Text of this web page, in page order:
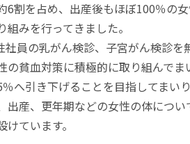
6割を占め、出産後もほぼ100％の
みを行ってきました。
社員の乳がん検診、子宮がん検診
の貧血対策に積極的に取り組んで
％へ引き下げることを目指してまい
出産、更年期などの女性の体につ
ています。